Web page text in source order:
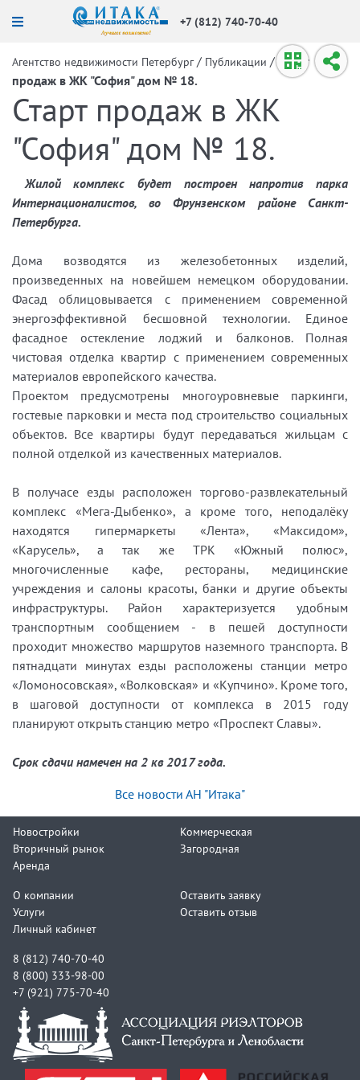
+7 (812) 740-70-40
Агентство недвижимости Петербург / Публикации / Старт
продаж в ЖК "София" дом № 18.
Старт продаж в ЖК
"София" дом № 18.
Жилой комплекс будет построен напротив парка
Интернационалистов, во Фрунзенском районе Санкт-
Петербурга.
Дома возводятся из железобетонных изделий,
произведенных на новейшем немецком оборудовании.
Фасад облицовывается с применением современной
энергоэффективной бесшовной технологии. Единое
фасадное остекление лоджий и балконов. Полная
чистовая отделка квартир с применением современных
материалов европейского качества.
Проектом предусмотрены многоуровневые паркинги,
гостевые парковки и места под строительство социальных
объектов. Все квартиры будут передаваться жильцам с
полной отделкой из качественных материалов.
В получасе езды расположен торгово-развлекательный
комплекс «Мега-Дыбенко», а кроме того, неподалёку
находятся гипермаркеты «Лента», «Максидом»,
«Карусель», а так же ТРК «Южный полюс»,
многочисленные кафе, рестораны, медицинские
учреждения и салоны красоты, банки и другие объекты
инфраструктуры. Район характеризуется удобным
транспортным сообщением - в пешей доступности
проходит множество маршрутов наземного транспорта. В
пятнадцати минутах езды расположены станции метро
«Ломоносовская», «Волковская» и «Купчино». Кроме того,
в шаговой доступности от комплекса в 2015 году
планируют открыть станцию метро «Проспект Славы».
Срок сдачи намечен на 2 кв 2017 года.
Все новости АН "Итака"
Новостройки
Вторичный рынок
Аренда
Коммерческая
Загородная
О компании
Услуги
Личный кабинет
Оставить заявку
Оставить отзыв
8 (812) 740-70-40
8 (800) 333-98-00
+7 (921) 775-70-40